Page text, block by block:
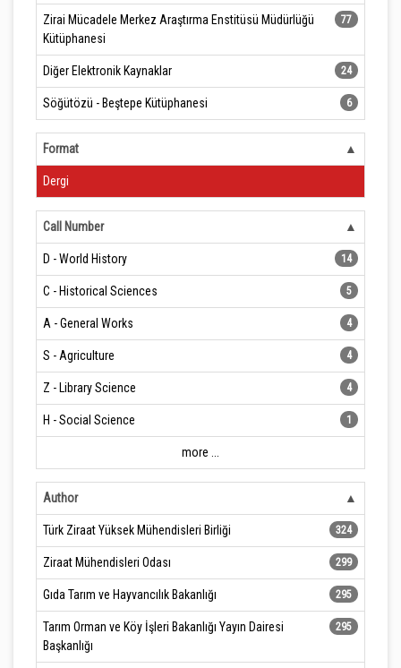
Zirai Mücadele Merkez Araştırma Enstitüsü Müdürlüğü
Kütüphanesi
77
Diğer Elektronik Kaynaklar 24
Söğütözü - Beştepe Kütüphanesi 6
Format
Dergi
Call Number
D - World History 14
C - Historical Sciences 5
A - General Works 4
S - Agriculture 4
Z - Library Science 4
H - Social Science 1
more ...
Author
Türk Ziraat Yüksek Mühendisleri Birliği 324
Ziraat Mühendisleri Odası 299
Gıda Tarım ve Hayvancılık Bakanlığı 295
Tarım Orman ve Köy İşleri Bakanlığı Yayın Dairesi
Başkanlığı
295